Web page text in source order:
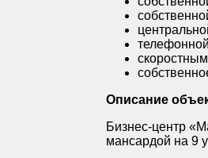
Описание
Бизнес-центр
мансардой на 9